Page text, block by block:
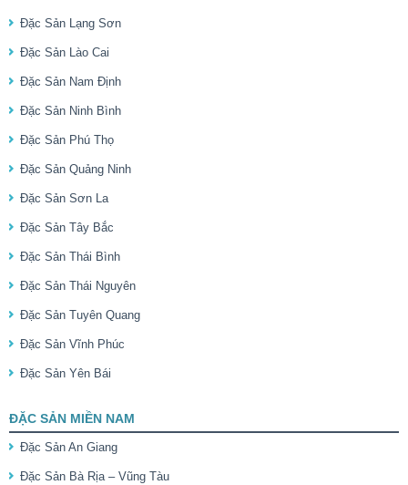
Đặc Sản Lạng Sơn
Đặc Sản Lào Cai
Đặc Sản Nam Định
Đặc Sản Ninh Bình
Đặc Sản Phú Thọ
Đặc Sản Quảng Ninh
Đặc Sản Sơn La
Đặc Sản Tây Bắc
Đặc Sản Thái Bình
Đặc Sản Thái Nguyên
Đặc Sản Tuyên Quang
Đặc Sản Vĩnh Phúc
Đặc Sản Yên Bái
ĐẶC SẢN MIỀN NAM
Đặc Sản An Giang
Đặc Sản Bà Rịa – Vũng Tàu